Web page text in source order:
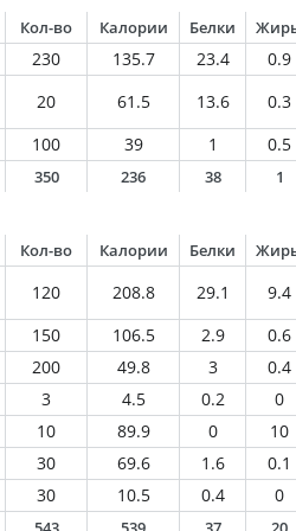
Кол-во Калории Белки
230 135.7 23.4
0.9
20 61.5 13.6
0.3
100 39 1
0.5
350 236 38 1
Кол-во Калории Белки
120 208.8 29.1
9.4
150 106.5 2.9
0.6
200 49.8 3
0.4
3 4.5 0.2
0
10 89.9 0
10
30 69.6 1.6
0.1
30 10.5 0.4
0